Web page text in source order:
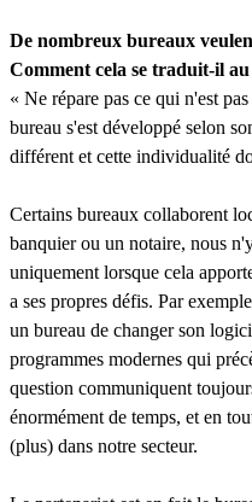
De nombreux bureaux
Comment cela se traduit-il
« Ne répare pas ce qui n'est
bureau s'est développé selon
différent et cette individualité
Certains bureaux collaborent
banquier ou un notaire, nous
uniquement lorsque cela
a ses propres défis. Par
un bureau de changer son
programmes modernes qui
question communiquent
énormément de temps, et en
(plus) dans notre secteur.